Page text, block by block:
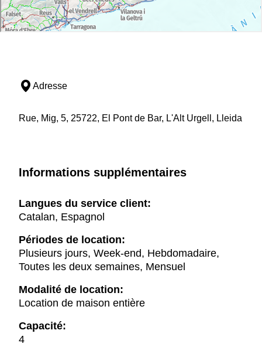
Adresse
Rue, Mig, 5, 25722, El Pont de Bar, L'Alt Urgell, Lleida
Informations supplémentaires
Langues du service client:
Catalan, Espagnol
Périodes de location:
Plusieurs jours, Week-end, Hebdomadaire,
Toutes les deux semaines, Mensuel
Modalité de location:
Location de maison entière
Capacité:
4